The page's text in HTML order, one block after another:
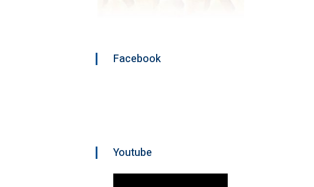
Facebook
Youtube